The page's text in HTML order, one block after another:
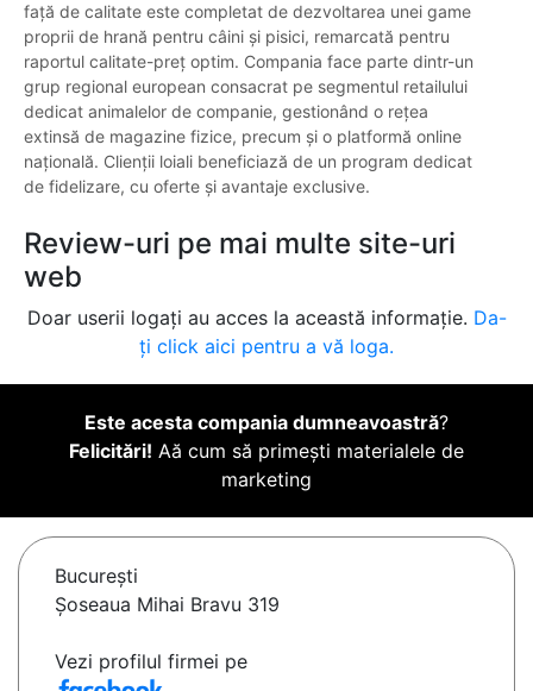
față de calitate este completat de dezvoltarea unei game
proprii de hrană pentru câini și pisici, remarcată pentru
raportul calitate-preț optim. Compania face parte dintr-un
grup regional european consacrat pe segmentul retailului
dedicat animalelor de companie, gestionând o rețea
extinsă de magazine fizice, precum și o platformă online
națională. Clienții loiali beneficiază de un program dedicat
de fidelizare, cu oferte și avantaje exclusive.
Review-uri pe mai multe site-uri
web
Doar userii logați au acces la această informație. Da-
ți click aici pentru a vă loga.
Este acesta compania dumneavoastră?
Felicitări! Aă cum să primești materialele de
marketing
Bucureşti
Șoseaua Mihai Bravu 319
Vezi profilul firmei pe